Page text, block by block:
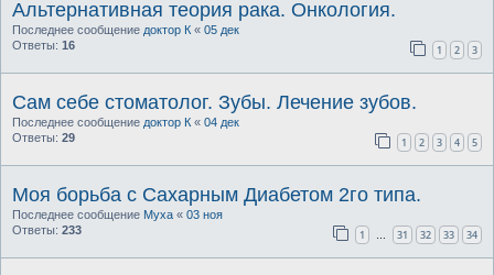
Альтернативная теория рака. Онкология.
Последнее сообщение доктор К « 05 дек
Ответы: 16 1 2 3
Сам себе стоматолог. Зубы. Лечение зубов.
Последнее сообщение доктор К « 04 дек
Ответы: 29 1 2 3 4 5
Моя борьба с Сахарным Диабетом 2го типа.
Последнее сообщение Муха « 03 ноя
Ответы: 233 1 … 31 32 33 34